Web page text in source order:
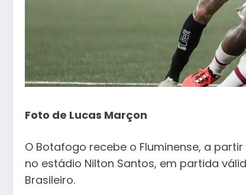
Foto de Lucas Marçon
O Botafogo recebe o Fluminense, a
no estádio Nilton Santos, em partida
Brasileiro.